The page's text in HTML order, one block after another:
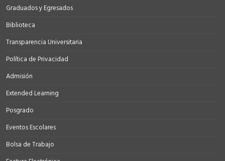
Graduados y Egresados
Biblioteca
Transparencia Universitaria
Política de Privacidad
Admisión
Extended Learning
Posgrado
Eventos Escolares
Bolsa de Trabajo